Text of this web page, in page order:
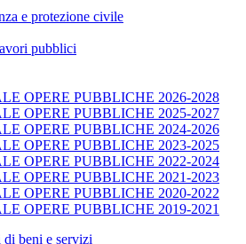
e protezione civile
pubblici
OPERE PUBBLICHE 2026-2028
OPERE PUBBLICHE 2025-2027
OPERE PUBBLICHE 2024-2026
OPERE PUBBLICHE 2023-2025
OPERE PUBBLICHE 2022-2024
OPERE PUBBLICHE 2021-2023
OPERE PUBBLICHE 2020-2022
OPERE PUBBLICHE 2019-2021
beni e servizi